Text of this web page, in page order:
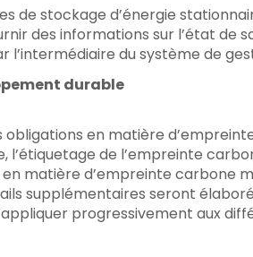
de stockage d’énergie
des informations sur l’état de
l’intermédiaire du système de
durable
obligations en matière
de l’empreinte
matière d’empreinte carbone
supplémentaires seront
progressivement aux